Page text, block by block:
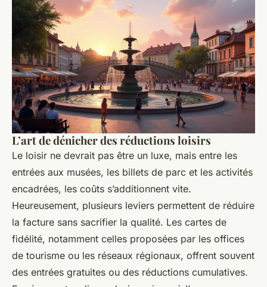
L’art de dénicher des réductions loisirs
Le loisir ne devrait pas être un luxe, mais entre les
entrées aux musées, les billets de parc et les activités
encadrées, les coûts s’additionnent vite.
Heureusement, plusieurs leviers permettent de réduire
la facture sans sacrifier la qualité. Les cartes de
fidélité, notamment celles proposées par les offices
de tourisme ou les réseaux régionaux, offrent souvent
des entrées gratuites ou des réductions cumulatives.